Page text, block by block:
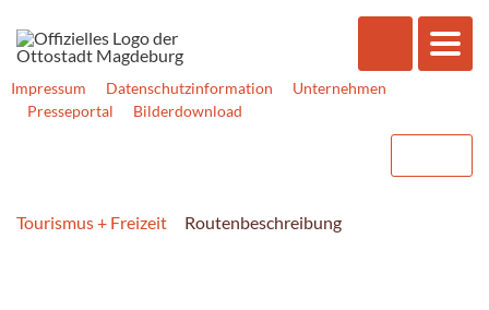
Impressum Datenschutzinformation
Unternehmen
Presseportal
Bilderdownload
Tourismus + Freizeit Routenbeschreibung